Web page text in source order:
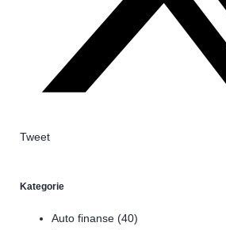
Tweet
Kategorie
Auto finanse (40)